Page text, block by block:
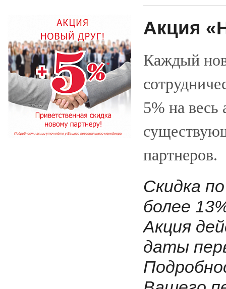
Акция
Каждый
5% на весь
партнеров.
Скидка
более
Акция
даты